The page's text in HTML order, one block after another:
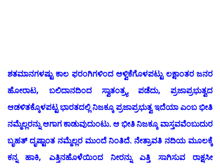
ಶತಮಾನಗಳಷ್ಟು ಕಾಲ ಫರಂಗಿಗಳಿಂದ ಆಳ್ವಿಕೆಗೊಳಪಟ್ಟು ಲಕ್ಷಾಂತರ ಜನರ
ಹೋರಾಟ, ಬಲಿದಾನದಿಂದ ಸ್ವಾತಂತ್ರ್ಯ ಪಡೆದು, ಪ್ರಜಾಪ್ರಭುತ್ವದ
ಆಡಳಿತಕ್ಕೊಳಪಟ್ಟ ಭಾರತದಲ್ಲಿ ನಿಜಕ್ಕೂ ಪ್ರಜಾಪ್ರಭುತ್ವ ಇದೆಯಾ ಎಂಬ ಭೀತಿ
ನಮ್ಮೆಲ್ಲರನ್ನು ಆಗಾಗ ಕಾಡುವುದುಂಟು. ಆ ಭೀತಿ ನಿಜಕ್ಕೂ ವಾಸ್ತವವೆಂಬುದುರ
ಬೃಹತ್ ದೃಷ್ಟಾಂತ ನಮ್ಮೆಲ್ಲರ ಮುಂದೆ ನಿಂತಿದೆ. ನೇತ್ರಾವತಿ ನದಿಯ ಮೂಲಕ್ಕೆ
ಕನ್ನ ಹಾಕಿ, ಎತ್ತಿನಹೊಳೆಯಿಂದ ನೀರನ್ನು ಎತ್ತಿ ಸಾಗಿಸುವ ರಾಕ್ಷಸೀ